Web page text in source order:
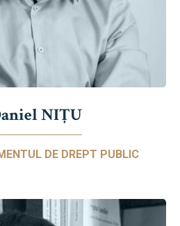
NIŢU
DE DREPT PUBLIC